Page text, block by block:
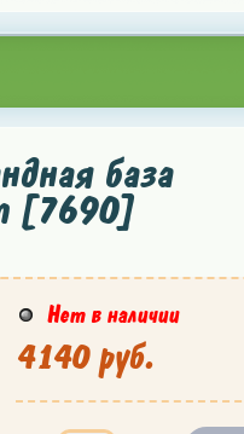
база
[7690]
Нет в наличии
4140 руб.